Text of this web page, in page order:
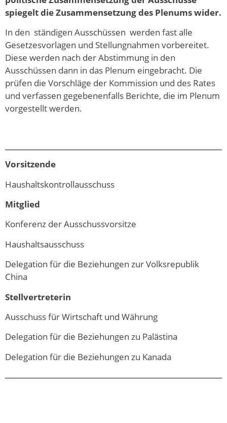
spiegelt die Zusammensetzung des Plenums wider.
In den ständigen Ausschüssen werden fast alle
Gesetzesvorlagen und Stellungnahmen vorbereitet.
Diese werden nach der Abstimmung in den
Ausschüssen dann in das Plenum eingebracht. Die
prüfen die Vorschläge der Kommission und des Rates
und verfassen gegebenenfalls Berichte, die im Plenum
vorgestellt werden.
Vorsitzende
Haushaltskontrollausschuss
Mitglied
Konferenz der Ausschussvorsitze
Haushaltsausschuss
Delegation für die Beziehungen zur Volksrepublik
China
Stellvertreterin
Ausschuss für Wirtschaft und Währung
Delegation für die Beziehungen zu Palästina
Delegation für die Beziehungen zu Kanada